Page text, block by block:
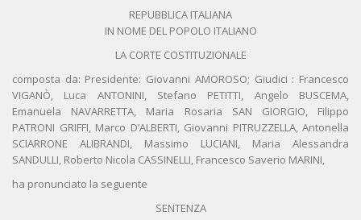
REPUBBLICA ITALIANA
IN NOME DEL POPOLO ITALIANO
LA CORTE COSTITUZIONALE
composta da: Presidente: Giovanni AMOROSO; Giudici : Francesco
VIGANÒ, Luca ANTONINI, Stefano PETITTI, Angelo BUSCEMA,
Emanuela NAVARRETTA, Maria Rosaria SAN GIORGIO, Filippo
PATRONI GRIFFI, Marco D’ALBERTI, Giovanni PITRUZZELLA, Antonella
SCIARRONE ALIBRANDI, Massimo LUCIANI, Maria Alessandra
SANDULLI, Roberto Nicola CASSINELLI, Francesco Saverio MARINI,
ha pronunciato la seguente
SENTENZA